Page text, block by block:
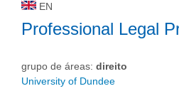
EN
Professional Legal
grupo de áreas: direito
University of Dundee